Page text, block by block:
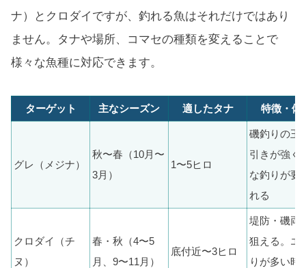
ナ）とクロダイですが、釣れる魚はそれだけではあり
ません。タナや場所、コマセの種類を変えることで
様々な魚種に対応できます。
ターゲット 主なシーズン 適したタナ 特徴・備
グレ（メジナ）
秋〜春（10月〜
3月）
1〜5ヒロ
磯釣りの王
引きが強く
な釣りが要
れる
クロダイ（チ
ヌ）
春・秋（4〜5
月、9〜11月）
底付近〜3ヒロ
堤防・磯両
狙える。エ
りが多い時